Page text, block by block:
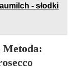
- słodki